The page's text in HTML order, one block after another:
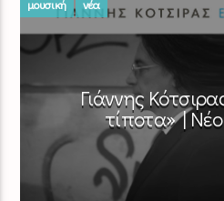
μουσική νέα
Γιάννης
τίποτα» |